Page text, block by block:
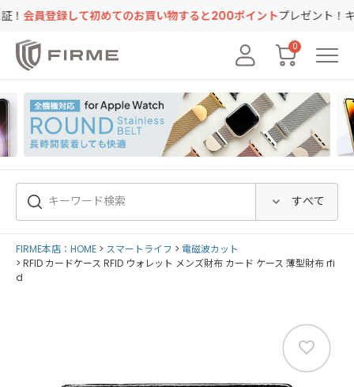
のお買い物すると200ポイントプレゼント！キャンペーン実地中
0
FIRME本店：HOME スマートライフ
電磁波カット
RFID カードケース RFID ウォレット メンズ財布 カード ケース 薄型財布 rfi
d